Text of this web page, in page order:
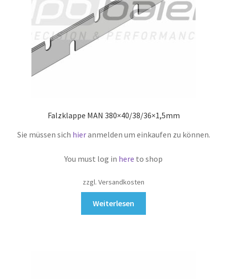
Falzklappe MAN 380×40/38/36×1,5mm
Sie müssen sich hieranmelden um einkaufen zu können.
You must log in here to shop
zzgl. Versandkosten
Weiterlesen